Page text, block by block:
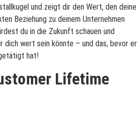
und zeigt dir den Wert, den deine
Beziehung zu deinem Unternehmen
du in die Zukunft schauen und
dich wert sein könnte – und das, bevor er
hat!
Lifetime